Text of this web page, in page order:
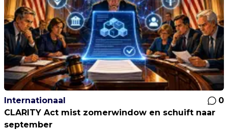
Internationaal
0
CLARITY Act mist zomerwindow en schuift naar
september